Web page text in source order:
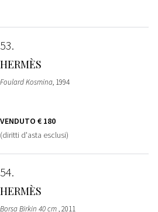
53
HERMÈS
Foulard Kosmina, 1994
VENDUTO € 180
(diritti d'asta esclusi)
54
HERMÈS
Borsa Birkin 40 cm, 2011